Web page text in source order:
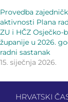
Provedba
aktivnosti Plana
ZU i HČZ Osječko-
županije u 2026.
radni sastanak
15. siječnja 2026.
HRVATSKI